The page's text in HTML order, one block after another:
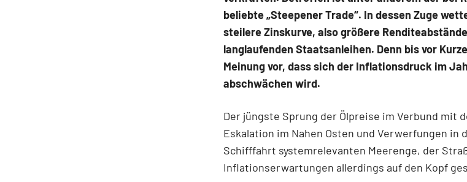
beliebte „Steepener Trade“. In dessen Zuge
steilere Zinskurve, also größere
langlaufenden Staatsanleihen. Denn bis vor
Meinung vor, dass sich der Inflationsdruck im
abschwächen wird.
Der jüngste Sprung der Ölpreise im Verbund mit
Eskalation im Nahen Osten und Verwerfungen in
Schifffahrt systemrelevanten Meerenge, der
Inflationserwartungen allerdings auf den Kopf